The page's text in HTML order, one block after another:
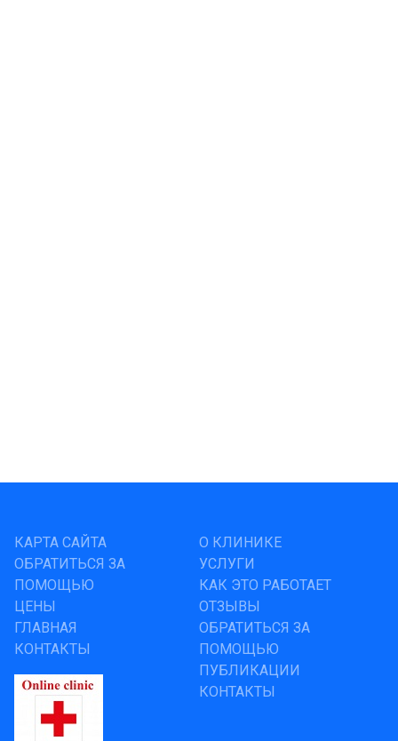
КАРТА САЙТА
ОБРАТИТЬСЯ ЗА
ПОМОЩЬЮ
ЦЕНЫ
ГЛАВНАЯ
КОНТАКТЫ
О КЛИНИКЕ
УСЛУГИ
КАК ЭТО РАБОТАЕТ
ОТЗЫВЫ
ОБРАТИТЬСЯ ЗА
ПОМОЩЬЮ
ПУБЛИКАЦИИ
КОНТАКТЫ